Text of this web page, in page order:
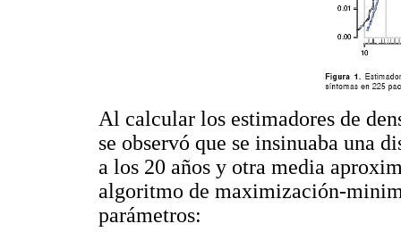
Al calcular los estimadores de
se observó que se insinuaba una
a los 20 años y otra media
algoritmo de maximización-
parámetros: